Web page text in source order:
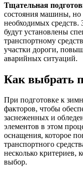
Тщательная
состояния машины, но
необходимых средств.
будут установлены
транспортному
участки дороги,
аварийных ситуаций.
Как выбрать
При подготовке к
факторов, чтобы
заснеженных и
элементов в этом
оснащения, которое
транспортного
несколько критериев,
выбор.